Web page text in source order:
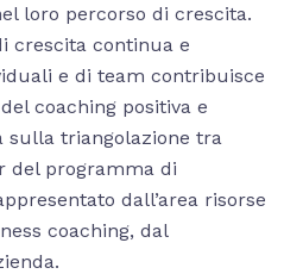
loro percorso di crescita.
crescita continua e
e di team contribuisce
coaching positiva e
sulla triangolazione tra
del programma di
dall’area risorse
coaching, dal